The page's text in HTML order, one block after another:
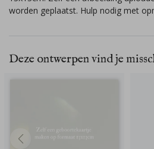
worden geplaatst. Hulp nodig met
Deze ontwerpen vind je